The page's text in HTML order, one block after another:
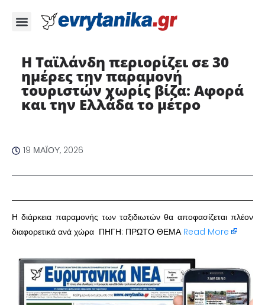
Η Ταϊλάνδη περιορίζει σε 30
ημέρες την παραμονή
τουριστών χωρίς βίζα: Αφορά
και την Ελλάδα το μέτρο
19 ΜΑΪ́ΟΥ, 2026
Η διάρκεια παραμονής των ταξιδιωτών θα αποφασίζεται πλέον
διαφορετικά ανά χώρα ΠΗΓΗ: ΠΡΩΤΟ ΘΕΜΑ Read More